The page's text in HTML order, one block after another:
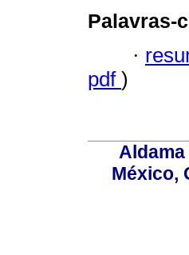
Palavras-
·
pdf )
México,